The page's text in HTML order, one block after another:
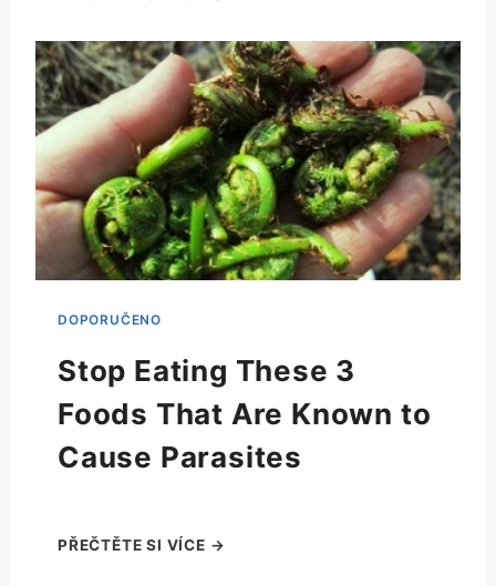
Stop Eating These 3
Foods That Are Known to
Cause Parasites